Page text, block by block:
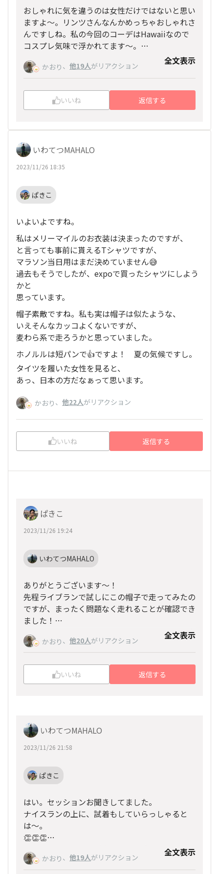
おしゃれに気を違うのは女性だけではないと思い
ますよ〜。リンツさんなんかめっちゃおしゃれさ
んですしね。私の今回のコーデはHawaiiなので
コスプレ気味で浮かれてます〜。
メイクはそうですね、暑いでしょうからいろいろ
大変ですが、SHISEIDOがついてるので大丈夫で
しょう💄
かおり 、 他19人がリアクション 全文表示
いいね 返信する
いわてつMAHALO
2023/11/26 18:35
ぱきこ
いよいよですね。
私はメリーマイルのお衣装は決まったのですが、
と言っても事前に貰えるTシャツですが、
マラソン当日用はまだ決めていません😅
過去もそうでしたが、expoで買ったシャツにしよう
かと
思っています。
帽子素敵ですね。私も実は帽子は似たような、
いえそんなカッコよくないですが、
麦わら系で走ろうかと思っていました。
ホノルルは短パンで👍ですよ！ 夏の気候ですし。
タイツを履いた女性を見ると、
あっ、日本の方だなぁって思います。
かおり 、 他22人がリアクション
いいね 返信する
ぱきこ
2023/11/26 19:24
いわてつMAHALO
ありがとうございます〜！
先程ライブランで試しにこの帽子で走ってみたの
ですが、まったく問題なく走れることが確認でき
ました！
なんと、いわてつさんも麦わら系なんですね！息
子はパナマ帽698円也(笑)とアロハシャツの予定
です。
かおり 、 他20人がリアクション 全文表示
いいね 返信する
いわてつMAHALO
2023/11/26 21:58
ぱきこ
はい。セッションお聞きしてました。
ナイスランの上に、試着もしていらっしゃると
は〜。
👏👏👏
コーディネイトのお手本みたいな感じですね。
goodrも一緒かなぁ（落としてもダメージが少な
い？😅）
かおり 、 他19人がリアクション 全文表示